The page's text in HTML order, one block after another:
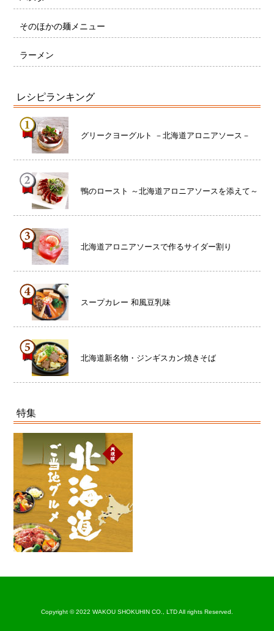
そのほかの麺メニュー
ラーメン
レシピランキング
グリークヨーグルト －北海道アロニアソース－
鴨のロースト ～北海道アロニアソースを添えて～
北海道アロニアソースで作るサイダー割り
スープカレー 和風豆乳味
北海道新名物・ジンギスカン焼きそば
特集
Copyright © 2022 WAKOU SHOKUHIN CO., LTD All rights Reserved.